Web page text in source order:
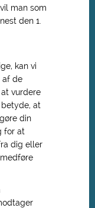
man som
den 1.
kan vi
af de
vurdere
at
din
for at
dig eller